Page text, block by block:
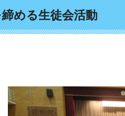
める生徒会活動